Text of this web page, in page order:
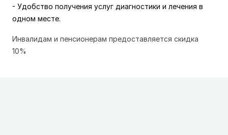
- Удобство получения услуг диагностики и лечения в
одном месте.
Инвалидам и пенсионерам предоставляется скидка
10%